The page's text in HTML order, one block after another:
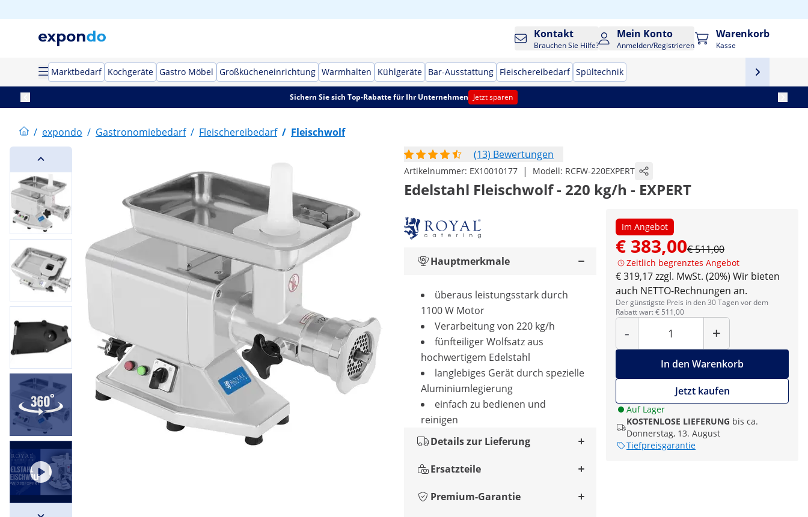
Kontakt
Brauchen Sie Hilfe?
Mein Konto
Anmelden/Registrieren
Warenkorb
Kasse
Marktbedarf Kochgeräte Gastro Möbel Großkücheneinrichtung Warmhalten Kühlgeräte Bar-Ausstattung Fleischereibedarf Spültechnik
Sichern Sie sich Top-Rabatte für Ihr Unternehmen Jetzt sparen
/ expondo / Gastronomiebedarf / Fleischereibedarf / Fleischwolf
(13) Bewertungen
Artikelnummer: EX10010177 | Modell: RCFW-220EXPERT
Edelstahl Fleischwolf - 220 kg/h - EXPERT
Im Angebot
€ 383,00€ 511,00
Zeitlich begrenztes Angebot
€ 319,17 zzgl. MwSt. (20%) Wir bieten
auch NETTO-Rechnungen an.
Der günstigste Preis in den 30 Tagen vor dem
Rabatt war: € 511,00
-
Menge
+
In den Warenkorb
Jetzt kaufen
Auf Lager
KOSTENLOSE LIEFERUNG bis ca.
Donnerstag, 13. August
Tiefpreisgarantie
Hauptmerkmale
überaus leistungsstark durch
1100 W Motor
Verarbeitung von 220 kg/h
fünfteiliger Wolfsatz aus
hochwertigem Edelstahl
langlebiges Gerät durch spezielle
Aluminiumlegierung
einfach zu bedienen und
reinigen
Details zur Lieferung
Ersatzteile
Premium-Garantie